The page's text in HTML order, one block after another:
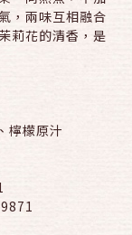
，兩味互相融合
莉花的清香，是
檸檬原汁